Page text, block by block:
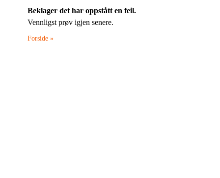
Beklager det har oppstått en feil.
Vennligst prøv igjen senere.
Forside »